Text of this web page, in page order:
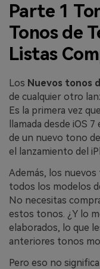
Parte 1
Tonos de
Listas
Los Nuevos tonos
de cualquier otro
Es la primera vez
llamada desde iOS
de un nuevo tono
el lanzamiento del
Además, los
todos los modelos
No necesitas
estos tonos. ¿Y lo
elaborados, lo que
anteriores tonos
Pero eso no